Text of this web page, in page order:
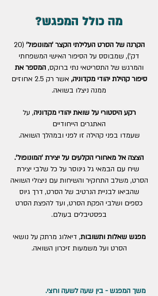
הקרנה של הסרט העלילתי הקצר 'המונופול' (20
דק'), שמבוסס על הסיפור האישי המשפחתי
והמרגש של התסריטאי נתי ברוקס,המספר את
סיפור קהילת יהודי מקדוניה,
אשר רק 2.5 אחוזים
ממנה ניצלו בשואה.
רקע היסטורי על שואת יהודי מקדוניה, על
האתגרים הייחודיים
שעמדו בפני קהילה זו לפני ובמהלך השואה.
הצצה אל מאחורי הקלעים על יצירת 'המונופול'.
שיח עם הבמאי גל גינוסר על כל שלבי יצירת
הסרט, משלב התחקיר והשיחות עם ניצולי השואה
שהביאו לבניית הנרטיב של הסרט, דרך גיוס
כספים ושלבי הפקת הסרט, ועד להפצת הסרט
בפסטיבלים בעולם.
מפגש שאלות ותשובות, דיאלוג מרתק על נושאי
הסרט ועל משמעות זיכרון השואה.
?מה כולל המפגש
משך המפגש - בין שעה לשעה וחצי.